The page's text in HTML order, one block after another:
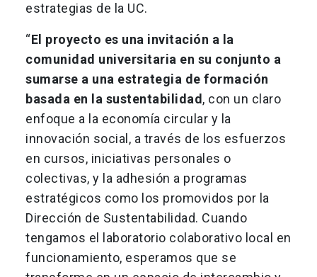
estrategias de la UC.
“El proyecto es una invitación a la
comunidad universitaria en su conjunto a
sumarse a una estrategia de formación
basada en la sustentabilidad , con un claro
enfoque a la economía circular y la
innovación social, a través de los esfuerzos
en cursos, iniciativas personales o
colectivas, y la adhesión a programas
estratégicos como los promovidos por la
Dirección de Sustentabilidad. Cuando
tengamos el laboratorio colaborativo local en
funcionamiento, esperamos que se